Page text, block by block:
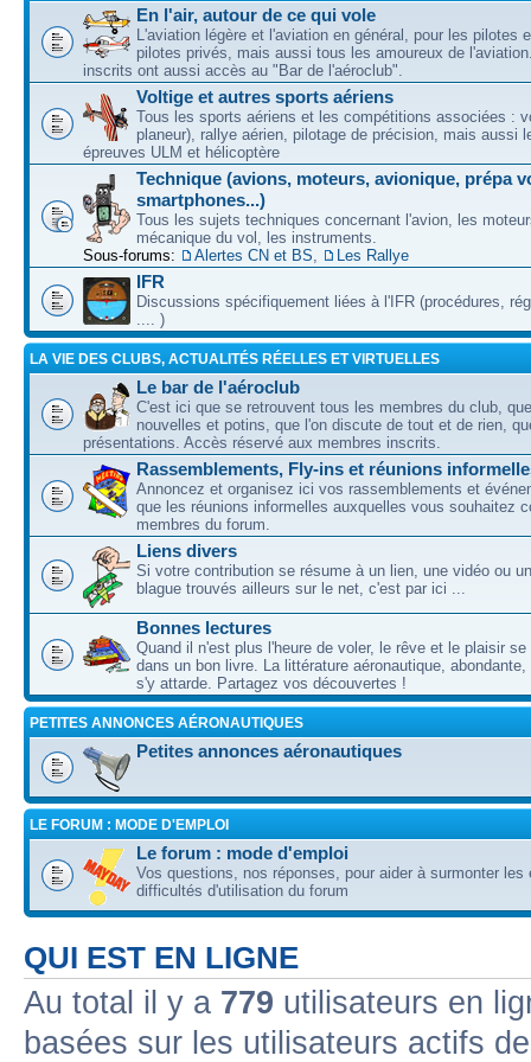
En l'air, autour de ce qui vole
L'aviation légère et l'aviation en général, pour les pilotes
pilotes privés, mais aussi tous les amoureux de
inscrits ont aussi accès au "Bar de l'aéroclub".
Voltige et autres sports aériens
Tous les sports aériens et les compétitions associées :
planeur), rallye aérien, pilotage de précision, mais aussi
épreuves ULM et hélicoptère
Technique (avions, moteurs, avionique, prépa
smartphones...)
Tous les sujets techniques concernant l'avion, les
mécanique du vol, les instruments.
Sous-forums:
Alertes CN et BS Les Rallye
IFR
Discussions spécifiquement liées à l'IFR (procédures,
.... )
LA VIE DES CLUBS, ACTUALITÉS RÉELLES ET VIRTUELLES
Le bar de l'aéroclub
C'est ici que se retrouvent tous les membres du club,
nouvelles et potins, que l'on discute de tout et de rien,
présentations. Accès réservé aux membres inscrits.
Rassemblements, Fly-ins et réunions
Annoncez et organisez ici vos rassemblements et
que les réunions informelles auxquelles vous souhaitez
membres du forum.
Liens divers
Si votre contribution se résume à un lien, une vidéo ou
blague trouvés ailleurs sur le net, c'est par ici ...
Bonnes lectures
Quand il n'est plus l'heure de voler, le rêve et le plaisir se
dans un bon livre. La littérature aéronautique, abondante,
s'y attarde. Partagez vos découvertes !
PETITES ANNONCES AÉRONAUTIQUES
Petites annonces aéronautiques
LE FORUM : MODE D'EMPLOI
Le forum : mode d'emploi
Vos questions, nos réponses, pour aider à surmonter les
difficultés d'utilisation du forum
QUI EST EN LIGNE
Au total il y a 779 utilisateurs en
basées sur les utilisateurs actifs